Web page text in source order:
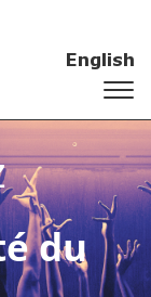
English
du